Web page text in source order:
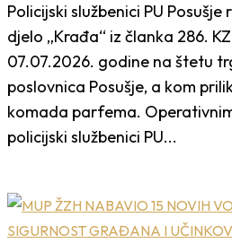
Policijski službenici PU
djelo „Krađa“ iz članka 286.
07.07.2026. godine na štetu
poslovnica Posušje, a kom
komada parfema.
policijski službenici PU...